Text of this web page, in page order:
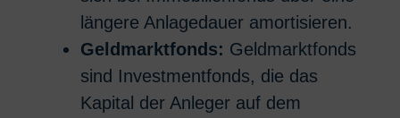
längere Anlagedauer amortisieren.
Geldmarktfonds: Geldmarktfonds
sind Investmentfonds, die das
Kapital der Anleger auf dem